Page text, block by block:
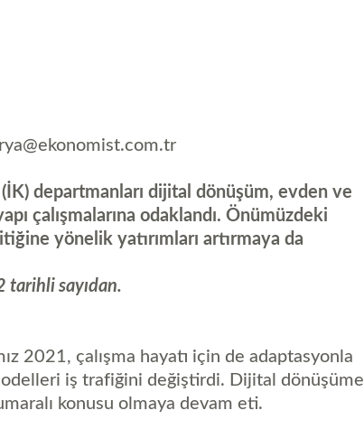
departmanları dijital dönüşüm, evden ve
çalışmalarına odaklandı. Önümüzdeki
yönelik yatırımları artırmaya da
tarihli sayıdan.
2021, çalışma hayatı için de adaptasyonla
iş trafiğini değiştirdi. Dijital dönüşüme
konusu olmaya devam eti.